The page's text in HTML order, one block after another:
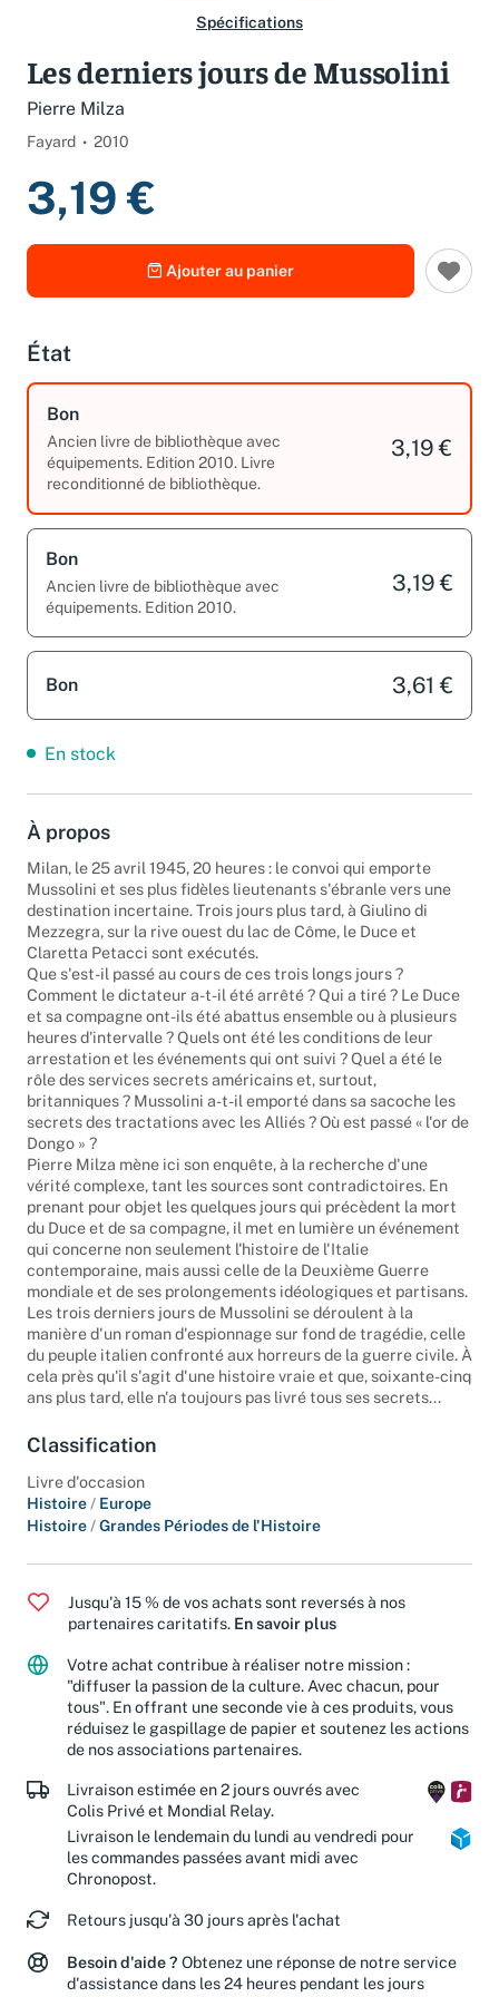
Les derniers jours de Mussolini
3,19 €
Ajouter au panier
État
Ancien livre de bibliothèque avec
équipements. Edition 2010. Livre
3,19 €
Ancien livre de bibliothèque avec
3,19 €
3,61 €
À propos
Milan, le 25 avril 1945, 20 heures : le convoi qui emporte
Mussolini et ses plus fidèles lieutenants s'ébranle vers une
destination incertaine. Trois jours plus tard, à Giulino di
Mezzegra, sur la rive ouest du lac de Côme, le Duce et
Claretta Petacci sont exécutés.
Que s'est-il passé au cours de ces trois longs jours ?
Comment le dictateur a-t-il été arrêté ? Qui a tiré ? Le Duce
et sa compagne ont-ils été abattus ensemble ou à plusieurs
heures d'intervalle ? Quels ont été les conditions de leur
arrestation et les événements qui ont suivi ? Quel a été le
rôle des services secrets américains et, surtout,
britanniques ? Mussolini a-t-il emporté dans sa sacoche les
secrets des tractations avec les Alliés ? Où est passé « l'or de
Dongo » ?
Pierre Milza mène ici son enquête, à la recherche d'une
vérité complexe, tant les sources sont contradictoires. En
prenant pour objet les quelques jours qui précèdent la mort
du Duce et de sa compagne, il met en lumière un événement
qui concerne non seulement l'histoire de l'Italie
contemporaine, mais aussi celle de la Deuxième Guerre
mondiale et de ses prolongements idéologiques et partisans.
Les trois derniers jours de Mussolini se déroulent à la
manière d'un roman d'espionnage sur fond de tragédie, celle
du peuple italien confronté aux horreurs de la guerre civile. À
cela près qu'il s'agit d'une histoire vraie et que, soixante-cinq
ans plus tard, elle n'a toujours pas livré tous ses secrets...
Classification
Livre d'occasion
Histoire / Europe
Jusqu'à 15 % de vos achats sont reversés à nos
partenaires caritatifs.
En savoir plus
Votre achat contribue à réaliser notre mission :
"diffuser la passion de la culture. Avec chacun, pour
tous". En offrant une seconde vie à ces produits, vous
réduisez le gaspillage de papier et soutenez les actions
de nos associations partenaires.
Livraison estimée en 2 jours ouvrés avec
Colis Privé et Mondial Relay.
Livraison le lendemain du lundi au vendredi pour
les commandes passées avant midi avec
Retours jusqu'à 30 jours après l'achat
Besoin d'aide ?Obtenez une réponse de notre service